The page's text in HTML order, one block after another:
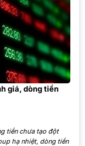
giá, dòng tiền
tiền chưa tạo đột
hạ nhiệt, dòng tiền